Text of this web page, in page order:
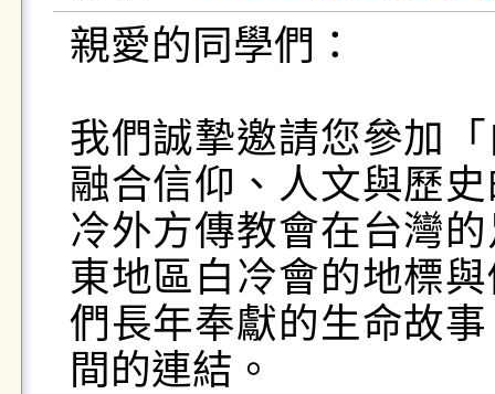
親愛的同學們：
我們誠摯邀請您參加
融合信仰、人文與歷
冷外方傳教會在台灣
東地區白冷會的地標
們長年奉獻的生命故
間的連結。